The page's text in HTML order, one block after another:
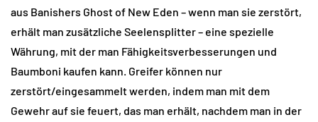
aus Banishers Ghost of New Eden – wenn man sie zerstört,
erhält man zusätzliche Seelensplitter – eine spezielle
Währung, mit der man Fähigkeitsverbesserungen und
Baumboni kaufen kann. Greifer können nur
zerstört/eingesammelt werden, indem man mit dem
Gewehr auf sie feuert, das man erhält, nachdem man in der